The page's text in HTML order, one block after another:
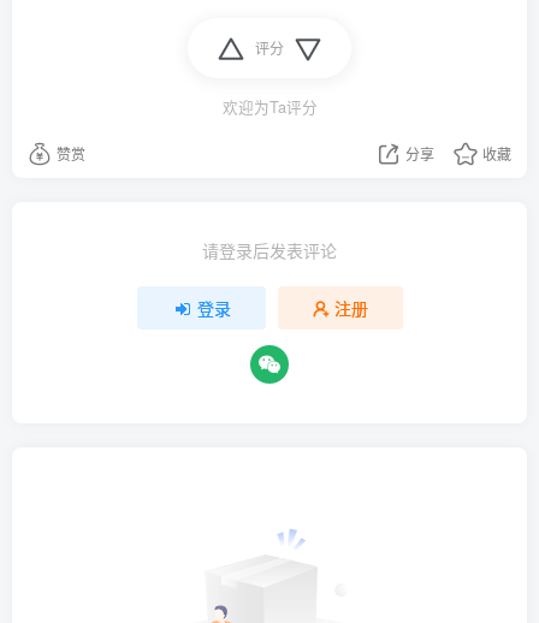
评分
欢迎为Ta评分
赞赏 分享 收藏
请登录后发表评论
登录 注册